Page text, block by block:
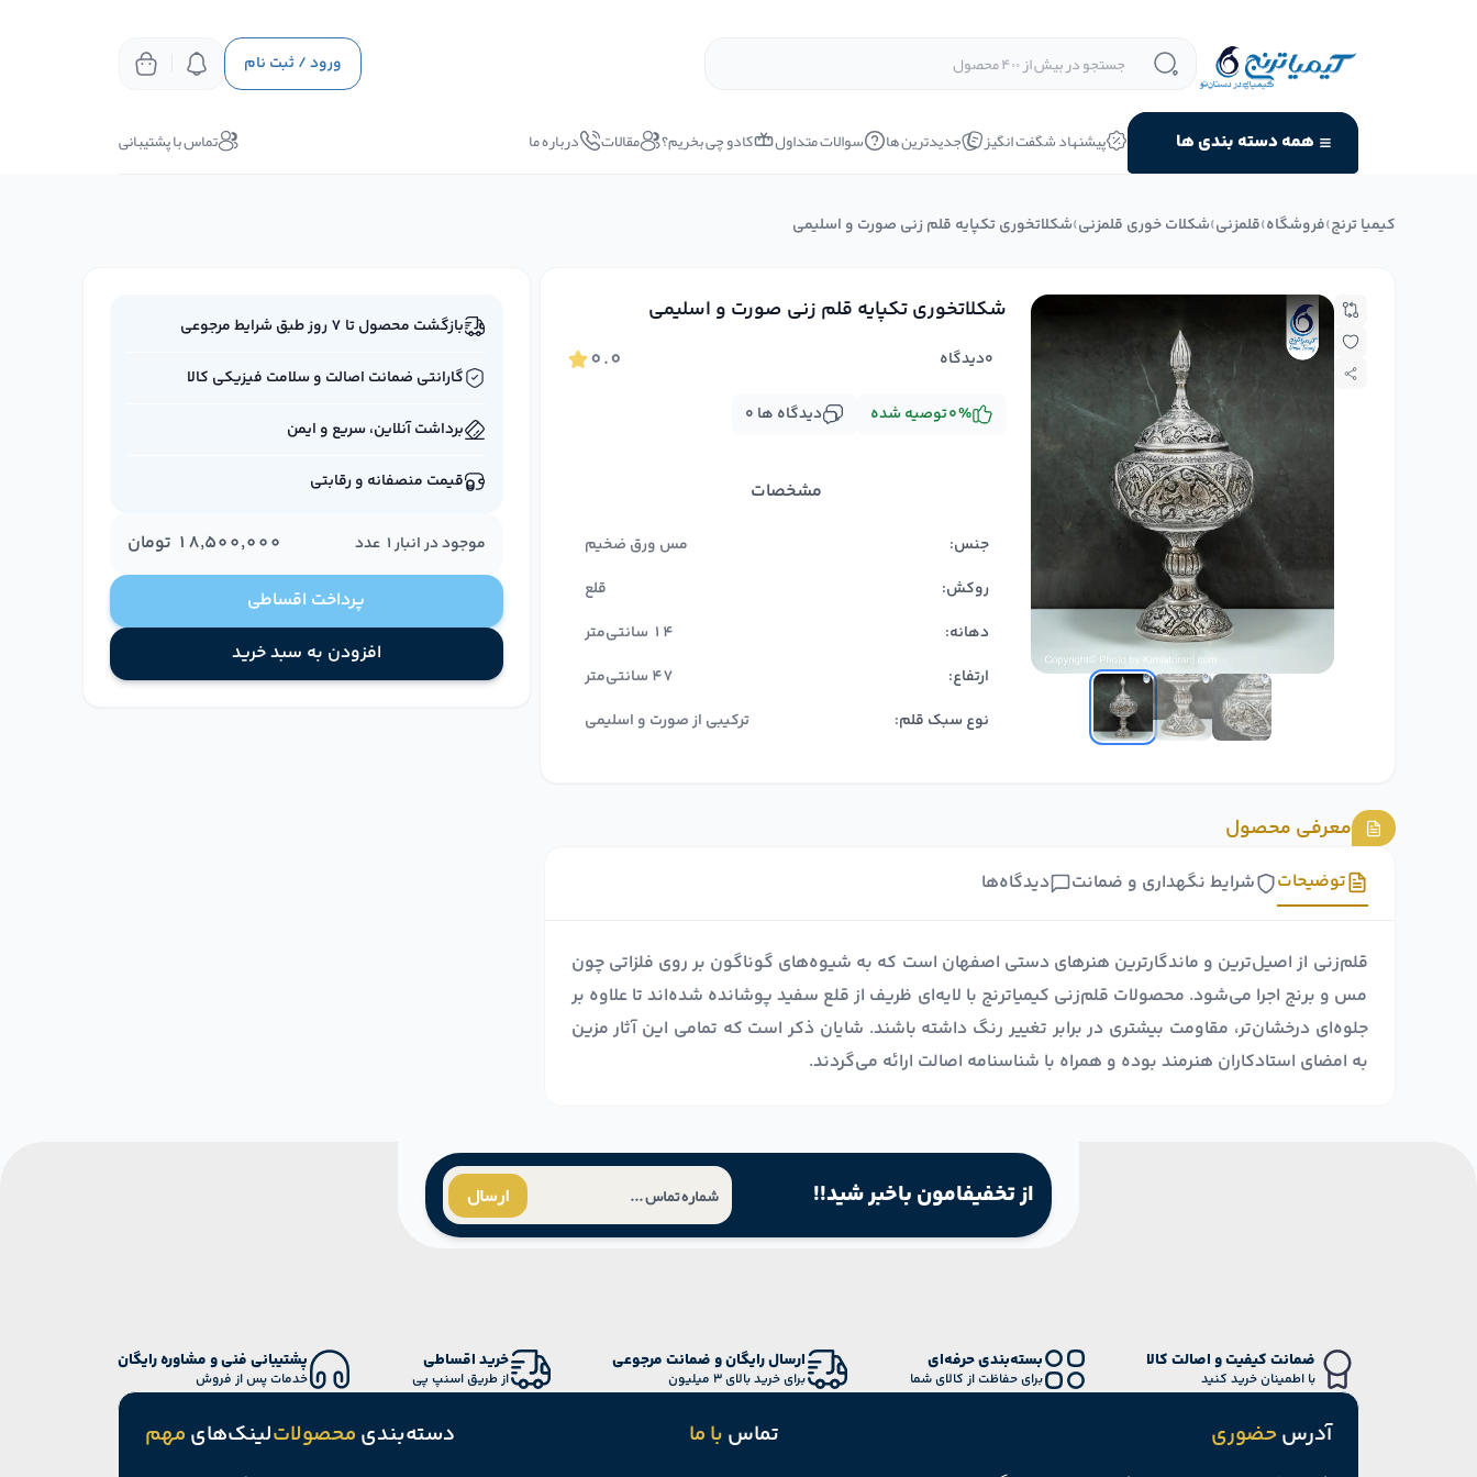
ورود / ثبت نام
همه دسته بندی ها پیشنهاد شگفت انگیز جدیدترین ها سوالات متداول کادو چی بخریم؟ مقالات درباره ما تماس با پشتیبانی
کیمیا ترنج›فروشگاه›قلمزنی›شکلات خوری قلمزنی›شکلاتخوری تکپایه قلم زنی صورت و اسلیمی
بازگشت محصول تا ۷ روز طبق شرایط مرجوعی
گارانتی ضمانت اصالت و سلامت فیزیکی کالا
برداشت آنلاین، سریع و ایمن
قیمت منصفانه و رقابتی
موجود در انبار1 عدد ۱۸٬۵۰۰٬۰۰۰ تومان
پرداخت اقساطی
افزودن به سبد خرید
شکلاتخوری تکپایه قلم زنی صورت و اسلیمی
۰.۰
دیدگاه۰
۰ دیدگاه ها توصیه شده۰%
مشخصات
جنس:
مس ورق ضخیم
روکش:
قلع
دهانه:
14 سانتی‌متر
ارتفاع:
47 سانتی‌متر
نوع سبک قلم:
ترکیبی از صورت و اسلیمی
معرفی محصول
دیدگاه‌ها شرایط نگهداری و ضمانت توضیحات
قلم‌زنی از اصیل‌ترین و ماندگارترین هنرهای دستی اصفهان است که به شیوه‌های گوناگون بر روی فلزاتی چون
مس و برنج اجرا می‌شود. محصولات قلم‌زنی کیمیا‌ترنج با لایه‌ای ظریف از قلع سفید پوشانده شده‌اند تا علاوه بر
جلوه‌ای درخشان‌تر، مقاومت بیشتری در برابر تغییر رنگ داشته باشند. شایان ذکر است که تمامی این آثار مزین
به امضای استادکاران هنرمند بوده و همراه با شناسنامه اصالت ارائه می‌گردند.
ارسال از تخفیفامون باخبر شید!!
پشتیبانی فنی و مشاوره رایگان
خدمات پس از فروش
خرید اقساطی
از طریق اسنپ پی
ارسال رایگان و ضمانت مرجوعی
برای خرید بالای 3 میلیون
بسته‌بندی حرفه‌ای
برای حفاظت از کالای شما
ضمانت کیفیت و اصالت کالا
با اطمینان خرید کنید
آدرسحضوری لینک‌های مهم دسته‌بندی محصولات تماس با ما